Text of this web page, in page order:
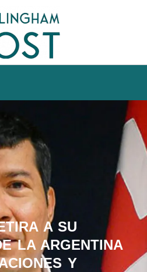
A SU
LA ARGENTINA
Y